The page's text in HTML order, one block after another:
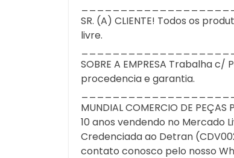
SR. (A) CLIENTE! Todos os
livre.
SOBRE A EMPRESA Trabalha
procedencia e garantia.
MUNDIAL COMERCIO DE
10 anos vendendo no Mercado
Credenciada ao Detran
contato conosco pelo nosso